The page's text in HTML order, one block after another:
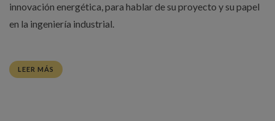
innovación energética, para hablar de su proyecto y su papel
en la ingeniería industrial.
LEER MÁS